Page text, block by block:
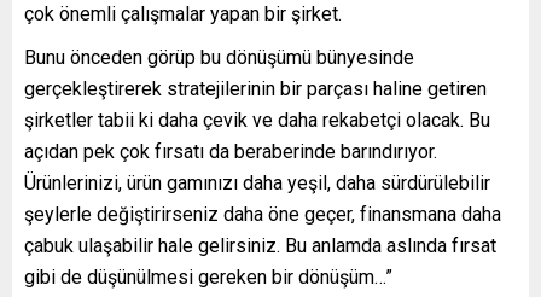
çok önemli çalışmalar yapan bir şirket.
Bunu önceden görüp bu dönüşümü bünyesinde
gerçekleştirerek stratejilerinin bir parçası haline getiren
şirketler tabii ki daha çevik ve daha rekabetçi olacak. Bu
açıdan pek çok fırsatı da beraberinde barındırıyor.
Ürünlerinizi, ürün gamınızı daha yeşil, daha sürdürülebilir
şeylerle değiştirirseniz daha öne geçer, finansmana daha
çabuk ulaşabilir hale gelirsiniz. Bu anlamda aslında fırsat
gibi de düşünülmesi gereken bir dönüşüm…”